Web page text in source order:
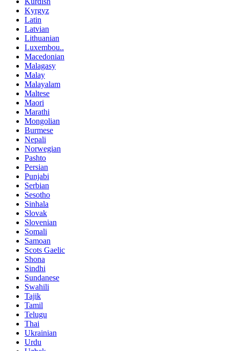
Kyrgyz
Latin
Latvian
Lithuanian
Luxembou..
Macedonian
Malagasy
Malay
Malayalam
Maltese
Maori
Marathi
Mongolian
Burmese
Nepali
Norwegian
Pashto
Persian
Punjabi
Serbian
Sesotho
Sinhala
Slovak
Slovenian
Somali
Samoan
Scots Gaelic
Shona
Sindhi
Sundanese
Swahili
Tajik
Tamil
Telugu
Thai
Ukrainian
Urdu